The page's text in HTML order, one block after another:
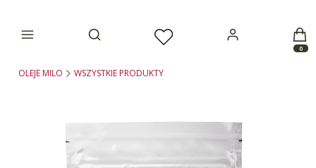
Otwórz wyszukiwarkę
OLEJE MILO WSZYSTKIE PRODUKTY